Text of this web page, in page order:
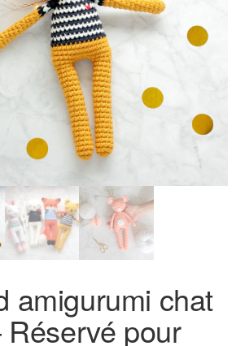
amigurumi chat
Réservé pour